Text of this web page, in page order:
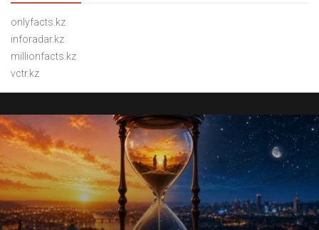
onlyfacts.kz
inforadar.kz
millionfacts.kz
vctr.kz